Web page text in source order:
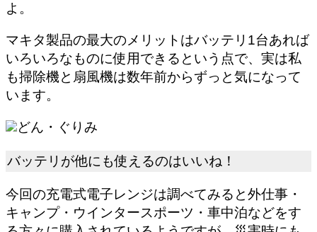
よ。
マキタ製品の最大のメリットはバッテリ1台あれば
いろいろなものに使用できるという点で、実は私
も掃除機と扇風機は数年前からずっと気になって
います。
どん・ぐりみ
バッテリが他にも使えるのはいいね！
今回の充電式電子レンジは調べてみると外仕事・
キャンプ・ウインタースポーツ・車中泊などをす